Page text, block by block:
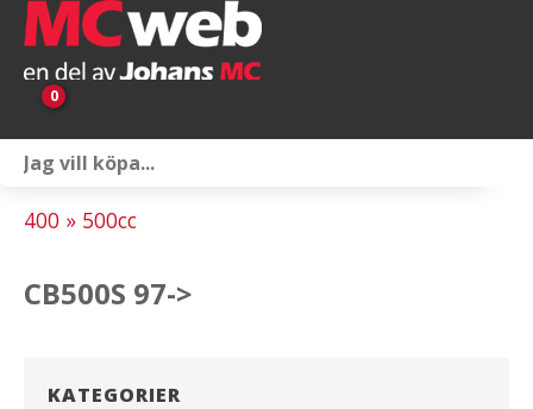
0
400 » 500cc
CB500S 97->
KATEGORIER